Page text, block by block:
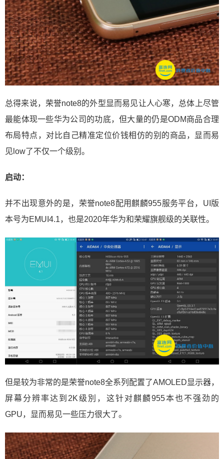
总得来说，荣誉note8的外型显而易见让人心寒，总体上尽管
最能体现一些华为公司的功底，但大量的仍是ODM商品合理
布局特点，对比自己精准定位价钱相仿的别的商品，显而易
见low了不仅一个级别。
启动：
并不出现意外的是，荣誉note8配用麒麟955服务平台，UI版
本号为EMUI4.1，也是2020年华为和荣耀旗舰级的关联性。
但是较为非常的是荣誉note8全系列配置了AMOLED显示器，
屏幕分辨率达到2K级別，这针对麒麟955本也不强劲的
GPU，显而易见一些压力很大了。